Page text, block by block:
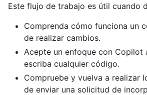
Este flujo de trabajo es útil cuando
Comprenda cómo funciona un
de realizar cambios.
Acepte un enfoque con Copilot
escriba cualquier código.
Compruebe y vuelva a realizar
de enviar una solicitud de